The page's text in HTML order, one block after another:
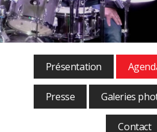
Présentation
Presse Galeries
Contact